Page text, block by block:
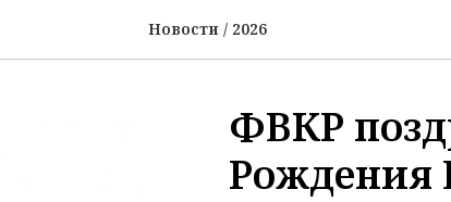
Новости / 2026
ФВКР
Рождения